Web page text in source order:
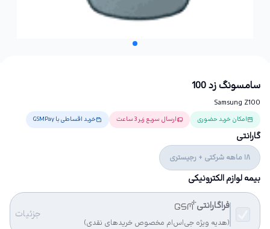
سامسونگ زد 100
Samsung Z100
امکان خرید حضوری ارسال سریع زیر 3 ساعت خرید اقساطی با GSMPay
گارانتی
18 ماهه شرکتی + رجیستری
بیمه لوازم الکترونیکی
فراگارانتی
(هدیه ویژه جی‌اس‌ام مخصوص خریدهای نقدی)
جزئیات